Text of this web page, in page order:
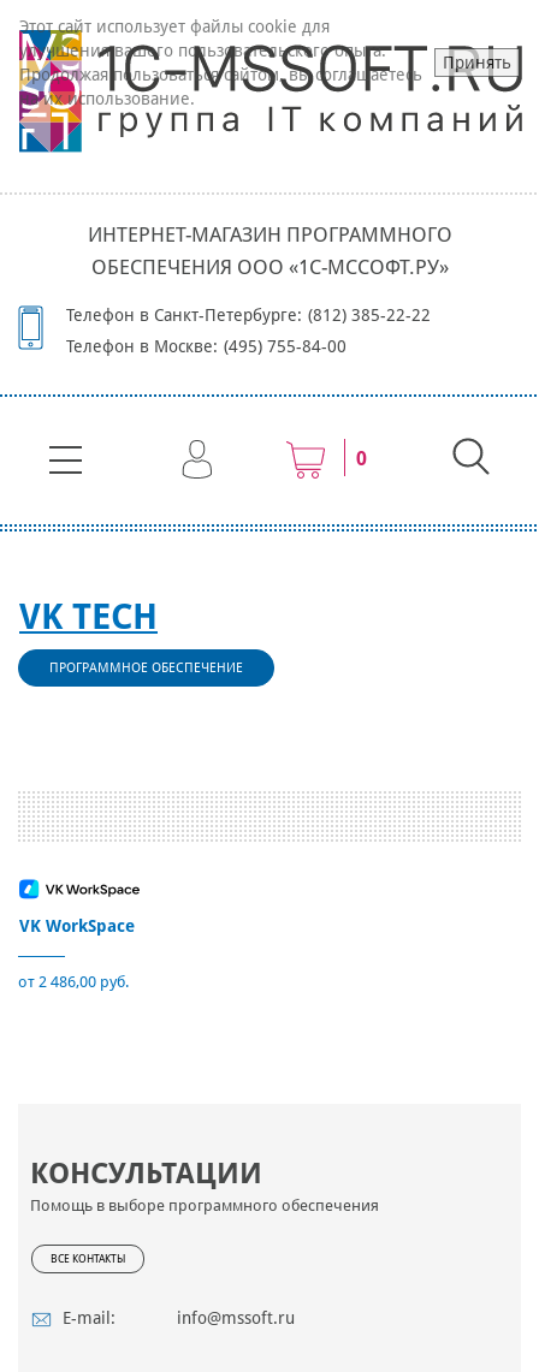
ИНТЕРНЕТ-МАГАЗИН ПРОГРАММНОГО
ОБЕСПЕЧЕНИЯ ООО «1С-МССОФТ.РУ»
Телефон в Санкт-Петербурге: (812) 385-22-22
Телефон в Москве: (495) 755-84-00
0
КОНСУЛЬТАЦИИ
Помощь в выборе программного обеспечения
ВСЕ КОНТАКТЫ
E-mail: info@mssoft.ru
VK TECH
ПРОГРАММНОЕ ОБЕСПЕЧЕНИЕ
VK WorkSpace
от 2 486,00 руб.
Этот сайт использует файлы cookie для
улучшения вашего пользовательского опыта.
Продолжая пользоваться сайтом, вы соглашаетесь
на их использование.
Принять